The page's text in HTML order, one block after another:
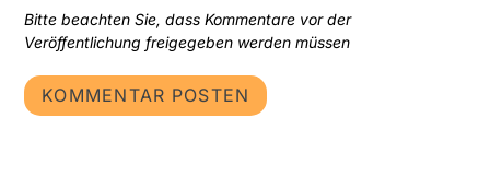
Bitte beachten Sie, dass Kommentare vor der
Veröffentlichung freigegeben werden müssen